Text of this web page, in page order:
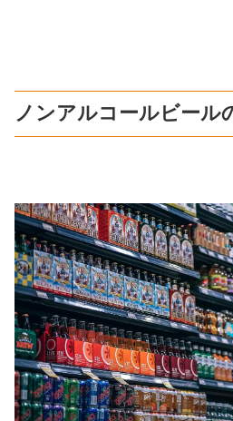
ノンアルコールビール